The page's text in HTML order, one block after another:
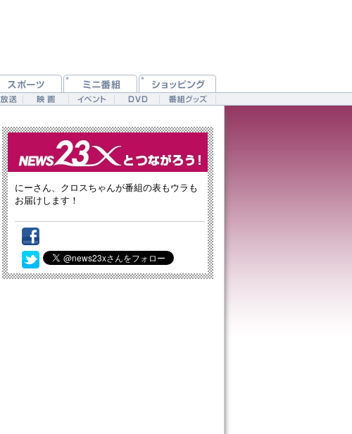
にーさん、クロスちゃんが番組の表もウラも
お届けします！